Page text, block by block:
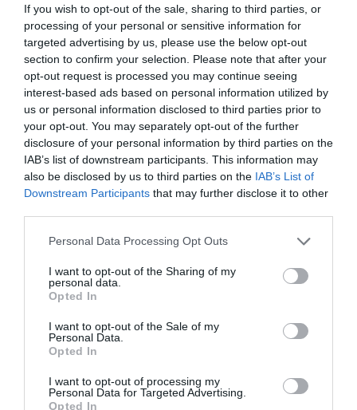
If you wish to opt-out of the sale, sharing to third parties, or
processing of your personal or sensitive information for
targeted advertising by us, please use the below opt-out
section to confirm your selection. Please note that after your
opt-out request is processed you may continue seeing
interest-based ads based on personal information utilized by
us or personal information disclosed to third parties prior to
your opt-out. You may separately opt-out of the further
disclosure of your personal information by third parties on the
IAB’s list of downstream participants. This information may
also be disclosed by us to third parties on the IAB’s List of
Downstream Participants that may further disclose it to other
Please note that this website/app uses one or more Google
not limited to your visit or usage behaviour. You may click to
grant or deny consent to Google and its third-party tags to
use your data for below specified purposes in below Google
consent section.
Personal Data Processing Opt Outs
I want to opt-out of the Sharing of my
personal data.
Opted In
I want to opt-out of the Sale of my
Personal Data.
Opted In
I want to opt-out of processing my
Personal Data for Targeted Advertising.
Opted In
με ένοπλους Λιβανέζους και Παλαιστίνιους, οι
Ισραηλινοί κατέλαβαν μεγάλο μέρος της χώρας και
τελικά περικύκλωσαν και στο τέλος εξεδίωξαν
τους Παλαιστίνιους μαχητές από τη Δυτική
Βυρητό. Με την ανοχή του Ισραηλινού στρατού,
Χριστιανοί Λιβανέζοι ένοπλοι έπραξαν τη φοβερή
σφαγή Παλαιστινίων μουσουλμάνων στα
στρατόπεδο προσφύγων Σάμπρα και Σατίλα. Στη
συνέχεια, ο ισραηλινός στρατός αυτοπεριορίστηκε
στην κατοχή του Νοτίου Λίβανου μέχρι το 2000,
οπότε και αποχώρησαν και οι τελευταίες δυνάμεις.